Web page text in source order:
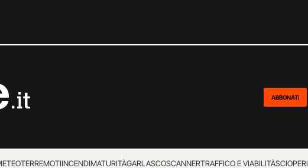
ABBONATI
TERREMOTIINCENDIMATURITÀGARLASCOSCANNERTRAFFICO E VIABILITÀSCIOPERI